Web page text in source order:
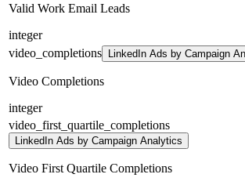
Valid Work Email Leads
integer
video_completions
LinkedIn Ads by Campaign
Video Completions
integer
video_first_quartile_completions
LinkedIn Ads by Campaign Analytics
Video First Quartile Completions